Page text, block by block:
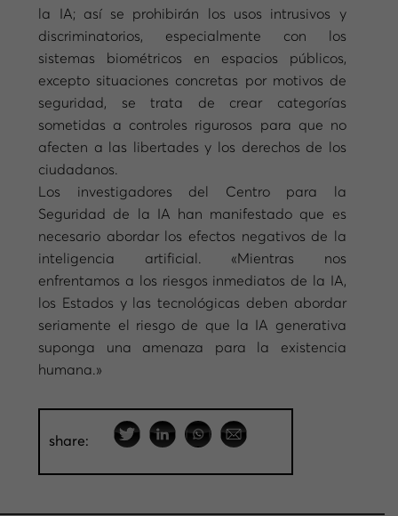
la IA; así se prohibirán los usos intrusivos y
discriminatorios, especialmente con los
sistemas biométricos en espacios públicos,
excepto situaciones concretas por motivos de
seguridad, se trata de crear categorías
sometidas a controles rigurosos para que no
afecten a las libertades y los derechos de los
ciudadanos.
Los investigadores del Centro para la
Seguridad de la IA han manifestado que es
necesario abordar los efectos negativos de la
inteligencia artificial. «Mientras nos
enfrentamos a los riesgos inmediatos de la IA,
los Estados y las tecnológicas deben abordar
seriamente el riesgo de que la IA generativa
suponga una amenaza para la existencia
humana.»
share: